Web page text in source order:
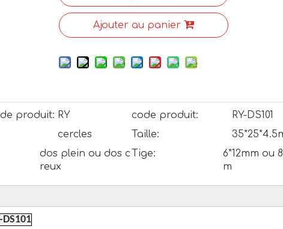
Ajouter au panier
produit: RY code produit:
RY-DS101
cercles Taille:
dos plein ou dos c
reux
Tige:
6*12mm ou
m
DS101